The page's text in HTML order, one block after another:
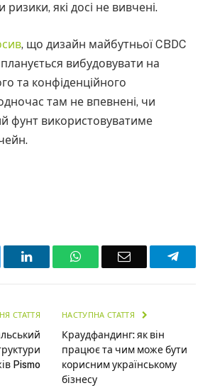
які досі не вивчені.
, що дизайн майбутньої CBDC
планується вибудовувати на
та конфіденційного
там не впевнені, чи
фунт використовуватиме
LinkedInWhatsAppEmail
СТАТТЯ
Pismo
НАСТУПНА СТАТТЯ
Краудфандинг: як він
працює та чим може бути
корисним українському
бізнесу